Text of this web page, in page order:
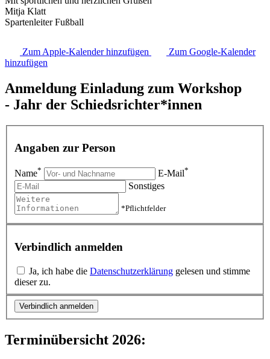
Mitja Klatt
Spartenleiter Fußball
Zum Apple-Kalender hinzufügen
Zum Google-Kalender
hinzufügen
Anmeldung Einladung zum Workshop
- Jahr der Schiedsrichter*innen
Angaben zur Person
Name* E-Mail*
Sonstiges
*Pflichtfelder
Verbindlich anmelden
Ja, ich habe die Datenschutzerklärung gelesen und stimme
dieser zu.
Verbindlich anmelden
Terminübersicht 2026: